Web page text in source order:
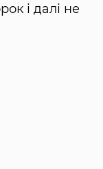
і далі не